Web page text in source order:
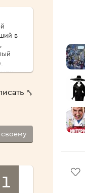
в
⤣
своему
1